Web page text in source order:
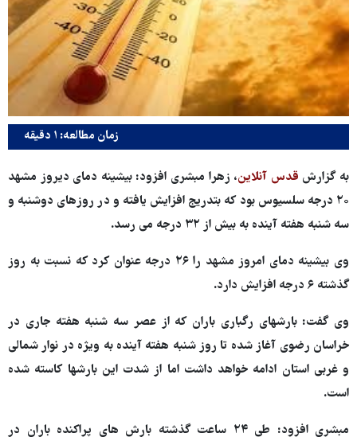
زمان مطالعه: ۱ دقیقه
به گزارش قدس آنلاین، زهرا مبشری افزود: بیشینه دمای دیروز مشهد
۲۰ درجه سلسیوس بود که بتدریج افزایش یافته و در روزهای دوشنبه و
سه شنبه هفته آینده به بیش از ۳۲ درجه می رسد.
وی بیشینه دمای امروز مشهد را ۲۶ درجه عنوان کرد که نسبت به روز
گذشته ۶ درجه افزایش دارد.
وی گفت: بارشهای رگباری باران که از عصر سه شنبه هفته جاری در
خراسان رضوی آغاز شده تا روز شنبه هفته آینده به ویژه در نوار شمالی
و غربی استان ادامه خواهد داشت اما از شدت این بارشها کاسته شده
است.
مبشری افزود: طی ۲۴ ساعت گذشته بارش های پراکنده باران در